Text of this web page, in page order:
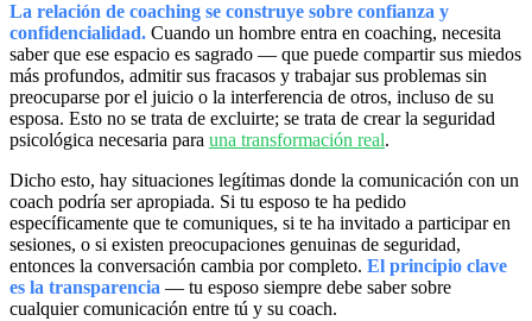
La relación de coaching se construye sobre confianza y
confidencialidad. Cuando un hombre entra en coaching, necesita
saber que ese espacio es sagrado — que puede compartir sus miedos
más profundos, admitir sus fracasos y trabajar sus problemas sin
preocuparse por el juicio o la interferencia de otros, incluso de su
esposa. Esto no se trata de excluirte; se trata de crear la seguridad
psicológica necesaria para una transformación real.
Dicho esto, hay situaciones legítimas donde la comunicación con un
coach podría ser apropiada. Si tu esposo te ha pedido
específicamente que te comuniques, si te ha invitado a participar en
sesiones, o si existen preocupaciones genuinas de seguridad,
entonces la conversación cambia por completo. El principio clave
es la transparencia — tu esposo siempre debe saber sobre
cualquier comunicación entre tú y su coach.